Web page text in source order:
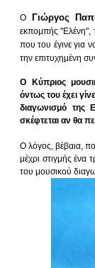
Ο Γιώργος
εκπομπής "Ελένη",
που του έγινε για
την επιτυχημένη
Ο Κύπριος
όντως του έχει
διαγωνισμό της
σκέφτεται αν θα
Ο λόγος, βέβαια,
μέχρι στιγμής ένα
του μουσικού